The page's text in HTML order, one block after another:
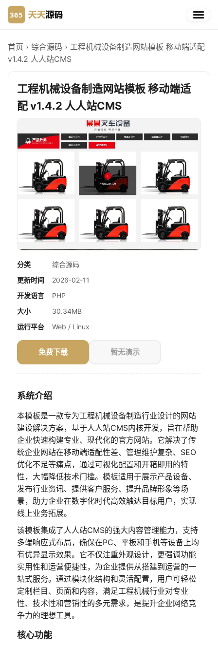
首页 › 综合源码 › 工程机械设备制造网站模板 移动端适配
v1.4.2 人人站CMS
工程机械设备制造网站模板 移动端适
配 v1.4.2 人人站CMS
分类
综合源码
更新时间
2026-02-11
开发语言
PHP
大小
30.34MB
运行平台
Web / Linux
免费下载 暂无演示
系统介绍
本模板是一款专为工程机械设备制造行业设计的网站
建设解决方案，基于人人站CMS内核开发，旨在帮助
企业快速构建专业、现代化的官方网站。它解决了传
统企业网站在移动端适配性差、管理维护复杂、SEO
优化不足等痛点，通过可视化配置和开箱即用的特
性，大幅降低技术门槛。模板适用于展示产品设备、
发布行业资讯、提供客户服务、提升品牌形象等场
景，助力企业在数字化时代高效触达目标用户，实现
线上业务拓展。
该模板集成了人人站CMS的强大内容管理能力，支持
多端响应式布局，确保在PC、平板和手机等设备上均
有优异显示效果。它不仅注重外观设计，更强调功能
实用性和运营便捷性，为企业提供从搭建到运营的一
站式服务。通过模块化结构和灵活配置，用户可轻松
定制栏目、页面和内容，满足工程机械行业对专业
性、技术性和营销性的多元需求，是提升企业网络竞
争力的理想工具。
核心功能